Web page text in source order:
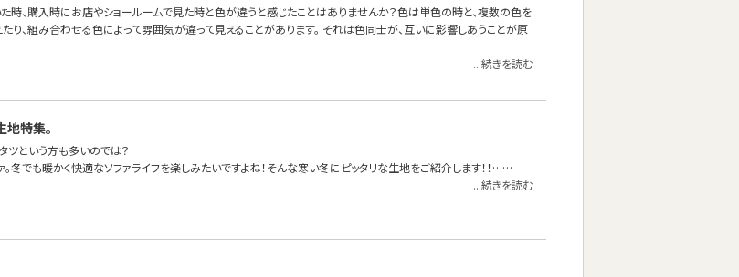
時、購入時にお店やショールームで見た時と色が違うと感じたことはありませんか？色は単色の時と、複数の色を
り、組み合わせる色によって雰囲気が違って見えることがあります。 それは色同士が、互いに影響しあうことが原
...続きを読む
地特集。
ツという方も多いのでは？
。冬でも暖かく快適なソファライフを楽しみたいですよね！そんな寒い冬にピッタリな生地をご紹介します！！……
...続きを読む